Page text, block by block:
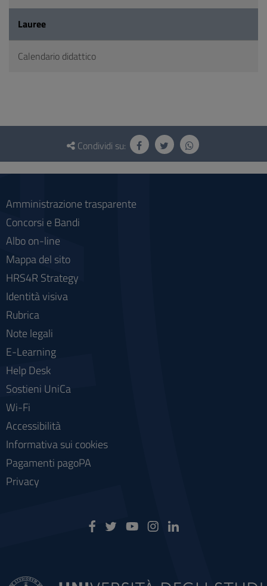
Lauree
Calendario didattico
Questionario
social
Condividi su:
Amministrazione trasparente
Concorsi e Bandi
Albo on-line
Mappa del sito
HRS4R Strategy
Identità visiva
Rubrica
Note legali
E-Learning
Help Desk
Sostieni UniCa
Wi-Fi
Accessibilità
Informativa sui cookies
Pagamenti pagoPA
Privacy